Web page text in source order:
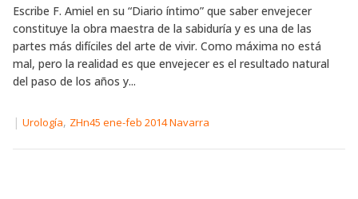
Escribe F. Amiel en su “Diario íntimo” que saber envejecer
constituye la obra maestra de la sabiduría y es una de las
partes más difíciles del arte de vivir. Como máxima no está
mal, pero la realidad es que envejecer es el resultado natural
del paso de los años y...
| Urología, ZHn45 ene-feb 2014 Navarra